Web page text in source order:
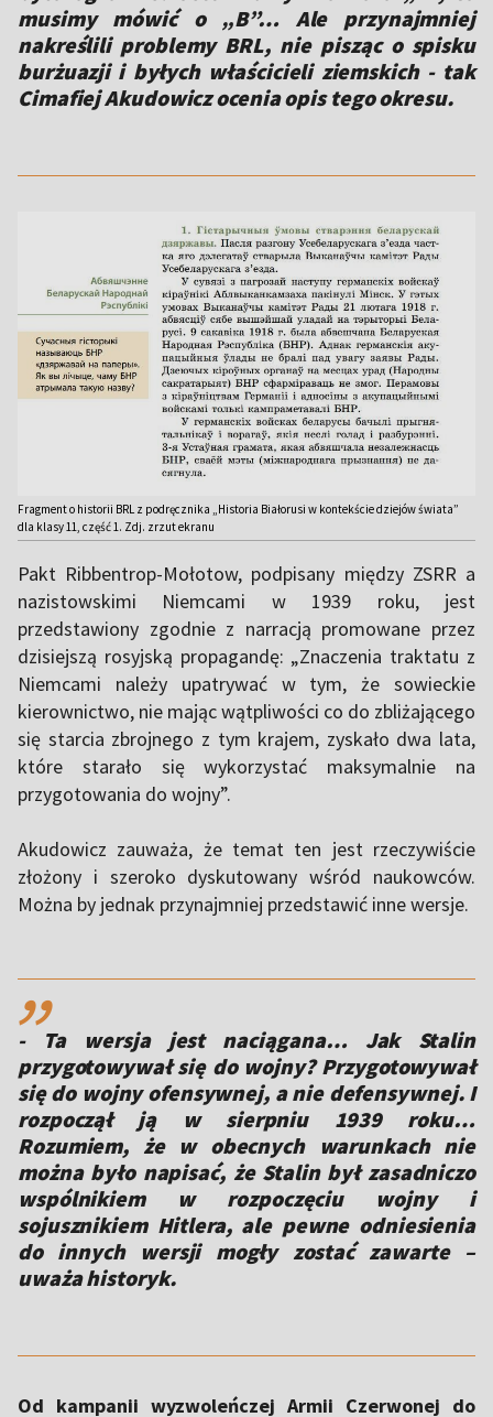
musimy mówić o „B”… Ale przynajmniej
nakreślili problemy BRL, nie pisząc o spisku
burżuazji i byłych właścicieli ziemskich - tak
Cimafiej Akudowicz ocenia opis tego okresu.
Fragment o historii BRL z podręcznika „Historia Białorusi w kontekście dziejów świata”
dla klasy 11, część 1. Zdj. zrzut ekranu
Pakt Ribbentrop-Mołotow, podpisany między ZSRR a
nazistowskimi Niemcami w 1939 roku, jest
przedstawiony zgodnie z narracją promowane przez
dzisiejszą rosyjską propagandę: „Znaczenia traktatu z
Niemcami należy upatrywać w tym, że sowieckie
kierownictwo, nie mając wątpliwości co do zbliżającego
się starcia zbrojnego z tym krajem, zyskało dwa lata,
które starało się wykorzystać maksymalnie na
przygotowania do wojny”.
Akudowicz zauważa, że ​​temat ten jest rzeczywiście
złożony i szeroko dyskutowany wśród naukowców.
Można by jednak przynajmniej przedstawić inne wersje.
,,
- Ta wersja jest naciągana… Jak Stalin
przygotowywał się do wojny? Przygotowywał
się do wojny ofensywnej, a nie defensywnej. I
rozpoczął ją w sierpniu 1939 roku…
Rozumiem, że w obecnych warunkach nie
można było napisać, że Stalin był zasadniczo
wspólnikiem w rozpoczęciu wojny i
sojusznikiem Hitlera, ale pewne odniesienia
do innych wersji mogły zostać zawarte –
uważa historyk.
Od kampanii wyzwoleńczej Armii Czerwonej do